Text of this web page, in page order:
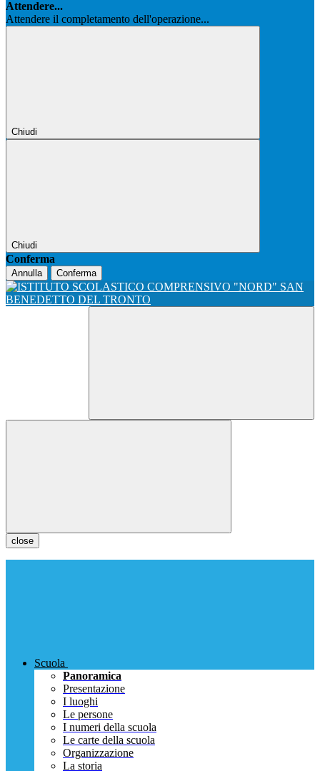
Attendere...
Attendere il completamento dell'operazione...
Chiudi
Chiudi
Conferma
Annulla Conferma
close
Scuola
Panoramica
Presentazione
I luoghi
Le persone
I numeri della scuola
Le carte della scuola
Organizzazione
La storia